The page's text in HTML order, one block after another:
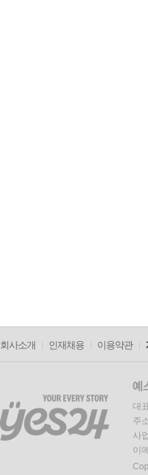
회사소개 인재채용 이용약관
대
주
사
이